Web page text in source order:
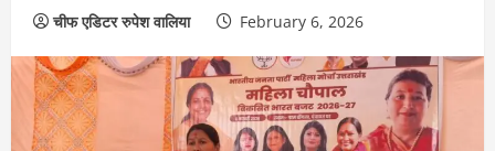
चीफ एडिटर रुपेश वालिया February 6, 2026